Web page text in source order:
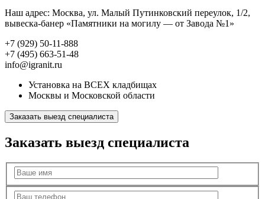
Наш адрес: Москва, ул. Малый Путинковский переулок, 1/2,
вывеска-банер «Памятники на могилу — от Завода №1»
+7 (929) 50-11-888
+7 (495) 663-51-48
info@igranit.ru
Установка на ВСЕХ кладбищах
Москвы и Московской области
Заказать выезд специалиста
Заказать выезд специалиста